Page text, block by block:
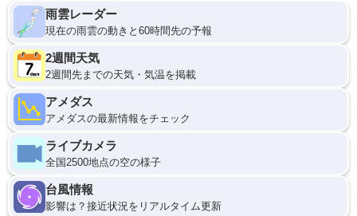
雨雲レーダー
現在の雨雲の動きと60時間先の予報
2週間天気
2週間先までの天気・気温を掲載
アメダス
アメダスの最新情報をチェック
ライブカメラ
全国2500地点の空の様子
台風情報
影響は？接近状況をリアルタイム更新